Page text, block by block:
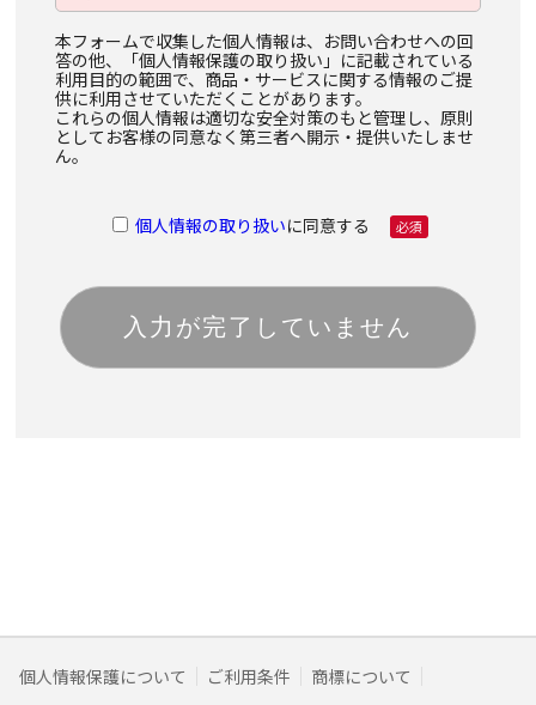
本フォームで収集した個人情報は、お問い合わせへの回
答の他、「個人情報保護の取り扱い」に記載されている
利用目的の範囲で、商品・サービスに関する情報のご提
供に利用させていただくことがあります。
これらの個人情報は適切な安全対策のもと管理し、原則
としてお客様の同意なく第三者へ開示・提供いたしませ
ん。
個人情報の取り扱いに同意する 必須
個人情報保護について ご利用条件 商標について